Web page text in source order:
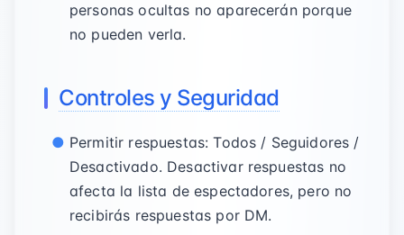
personas ocultas no aparecerán porque
no pueden verla.
Controles y Seguridad
Permitir respuestas: Todos / Seguidores /
Desactivado. Desactivar respuestas no
afecta la lista de espectadores, pero no
recibirás respuestas por DM.